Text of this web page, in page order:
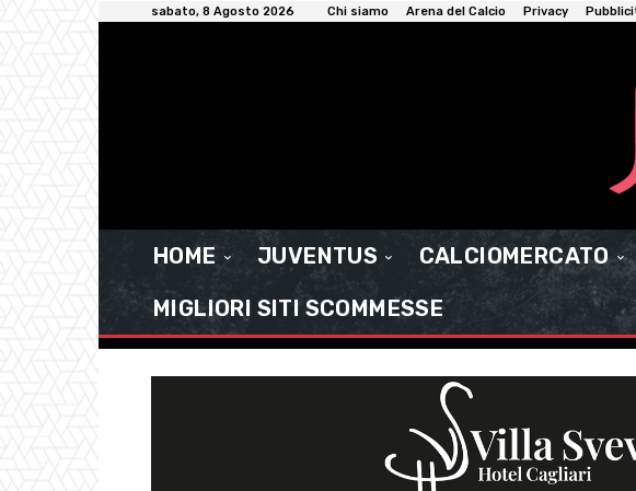
sabato, 8 Agosto 2026 Chi siamo Arena del Calcio Privacy
HOME JUVENTUS CALCIOMERCATO
MIGLIORI SITI SCOMMESSE